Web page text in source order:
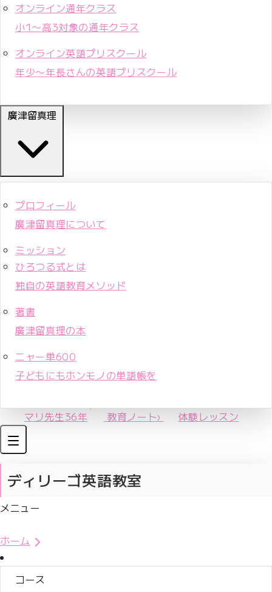
オンライン通年クラス
小1〜高3対象の通年クラス
オンライン英語プリスクール
年少〜年長さんの英語プリスクール
廣津留真理
プロフィール
廣津留真理について
ミッション
ひろつる式とは
独自の英語教育メソッド
著書
廣津留真理の本
ニャー単600
子どもにもホンモノの単語帳を
マリ先生36年 教育ノート› 体験レッスン
ディリーゴ英語教室
メニュー
ホーム
コース